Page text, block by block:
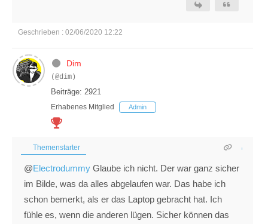
Geschrieben : 02/06/2020 12:22
Dim
(@dim)
Beiträge: 2921
Erhabenes Mitglied Admin
Themenstarter
@Electrodummy Glaube ich nicht. Der war ganz sicher
im Bilde, was da alles abgelaufen war. Das habe ich
schon bemerkt, als er das Laptop gebracht hat. Ich
fühle es, wenn die anderen lügen. Sicher können das